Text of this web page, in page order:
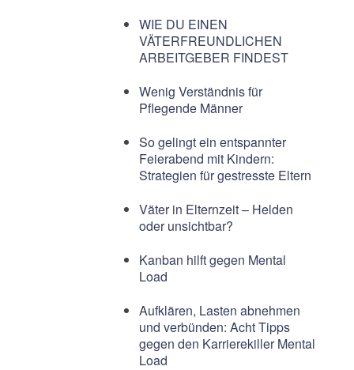
WIE DU EINEN
VÄTERFREUNDLICHEN
ARBEITGEBER FINDEST
Wenig Verständnis für
Pflegende Männer
So gelingt ein entspannter
Feierabend mit Kindern:
Strategien für gestresste Eltern
Väter in Elternzeit – Helden
oder unsichtbar?
Kanban hilft gegen Mental
Load
Aufklären, Lasten abnehmen
und verbünden: Acht Tipps
gegen den Karrierekiller Mental
Load